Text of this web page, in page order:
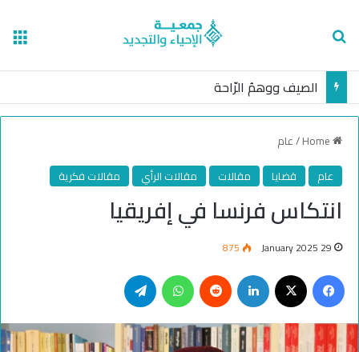
الصيف ووهمُ الرّاحة
/عام
عام
قضايا مقالات مقالات الرأي مقالات فكرية
انتكاس فرنسا في إفريقيا
29 January 2025
875
Facebook
LinkedIn
Reddit
WhatsApp